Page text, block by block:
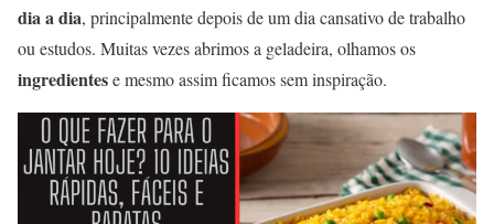
dia a dia, principalmente depois de um dia cansativo de trabalho
ou estudos. Muitas vezes abrimos a geladeira, olhamos os
ingredientese mesmo assim ficamos sem inspiração.